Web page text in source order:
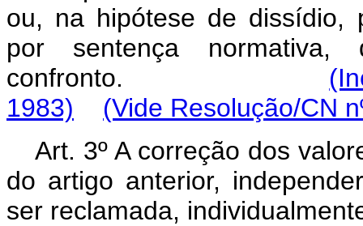
ou, na hipótese de dissídio,
por sentença
confronto.
1983)
(Vide Resolução/CN
Art. 3º A correção dos
do artigo anterior,
ser reclamada,